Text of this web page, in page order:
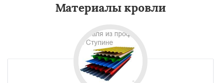
Материалы кровли